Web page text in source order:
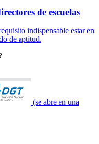
de escuelas
indispensable estar en
de aptitud.
(se abre en una